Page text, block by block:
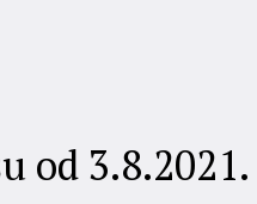
od 3.8.2021.